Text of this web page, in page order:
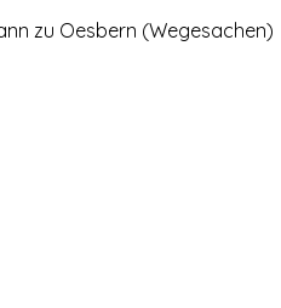
zu Oesbern (Wegesachen)